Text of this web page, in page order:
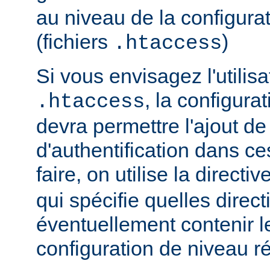
au niveau de la
(fichiers .htaccess)
Si vous envisagez
.htaccess, la
devra permettre l'ajout
d'authentification dans
faire, on utilise la
qui spécifie quelles
éventuellement contenir
configuration de niveau